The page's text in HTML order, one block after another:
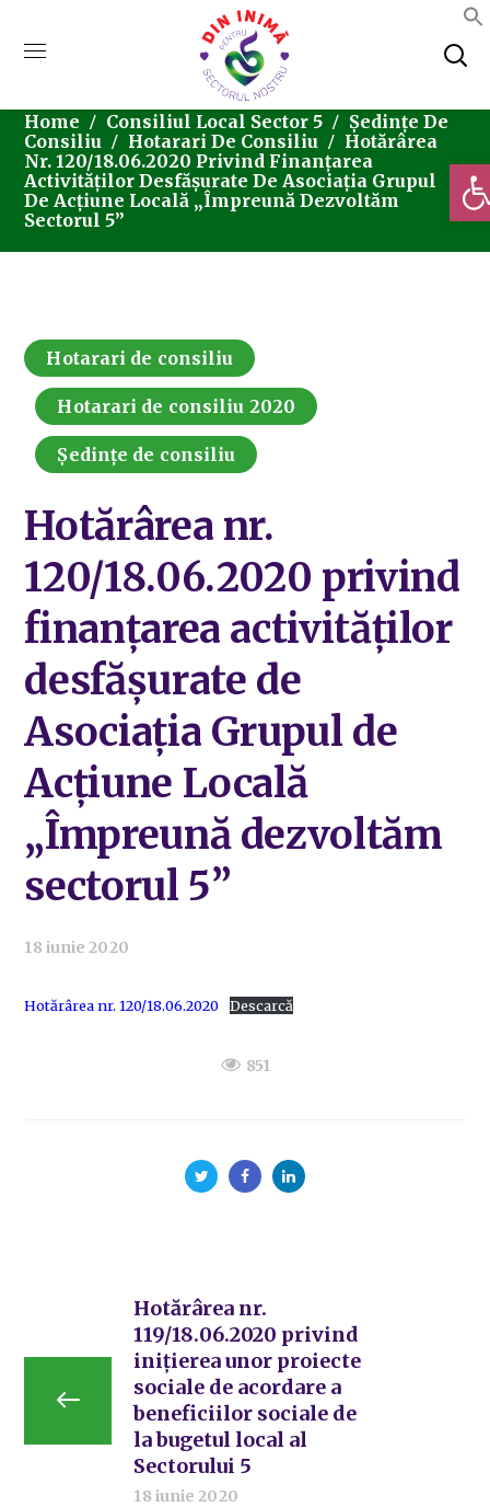
Home Consiliul Local Sector 5
Ședințe De
Consiliu
Hotarari De Consiliu
Hotărârea
Nr. 120/18.06.2020 Privind Finanțarea
Activităților Desfășurate De Asociația Grupul
De Acțiune Locală „Împreună Dezvoltăm
Sectorul 5”
Hotarari de consiliu
Hotarari de consiliu 2020
Ședințe de consiliu
Hotărârea nr.
120/18.06.2020 privind
finanțarea activităților
desfășurate de
Asociația Grupul de
Acțiune Locală
„Împreună dezvoltăm
sectorul 5”
18 iunie 2020
Hotărârea nr. 120/18.06.2020 Descarcă
851
Hotărârea nr.
119/18.06.2020 privind
inițierea unor proiecte
sociale de acordare a
beneficiilor sociale de
la bugetul local al
Sectorului 5
18 iunie 2020